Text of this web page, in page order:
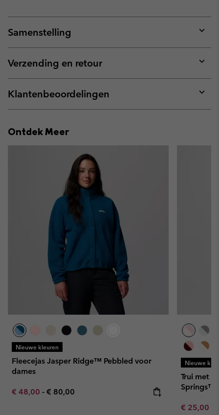
Samenstelling
or
Verzending en retour
or
Klantenbeoordelingen
or
Ontdek Meer
Nieuwe kleuren
Fleecejas Jasper Ridge™ Pebbled voor
dames
Minimum sale price:
€ 48,00 - Maximum price:
€ 80,00
Nieuwe
Trui met
Springs™
Minimum
€ 25,00